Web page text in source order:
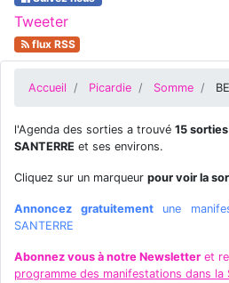
Tweeter
flux RSS
Accueil Picardie Somme
l'Agenda des sorties a trouvé 15 sorties
SANTERRE et ses environs.
Cliquez sur un marqueur pour voir la
Annoncez gratuitementune
SANTERRE
Abonnez vous à notre Newsletter et
programme des manifestations dans la